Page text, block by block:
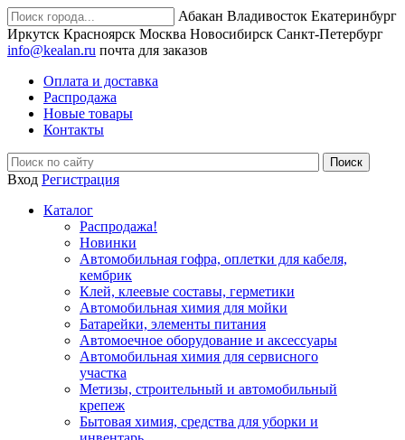
Абакан Владивосток Екатеринбург
Иркутск Красноярск Москва Новосибирск Санкт-Петербург
info@kealan.ru почта для заказов
Оплата и доставка
Распродажа
Новые товары
Контакты
Вход Регистрация
Каталог
Распродажа!
Новинки
Автомобильная гофра, оплетки для кабеля,
кембрик
Клей, клеевые составы, герметики
Автомобильная химия для мойки
Батарейки, элементы питания
Автомоечное оборудование и аксессуары
Автомобильная химия для сервисного
участка
Метизы, строительный и автомобильный
крепеж
Бытовая химия, средства для уборки и